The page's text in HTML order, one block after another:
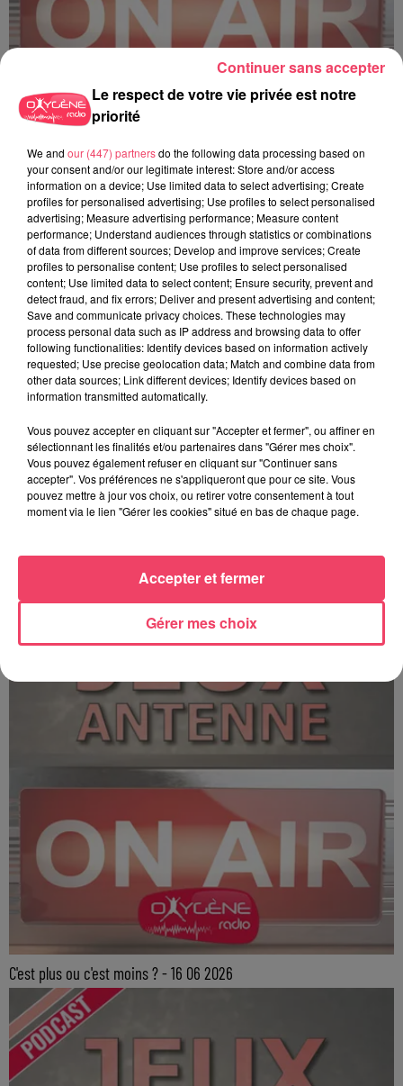
C'est plus ou c'est moins ? - 17 06 2026
C'est plus ou c'est moins ? - 16 06 2026
Le respect de votre vie privée est notre
priorité
We and our (447) partnersdo the following data processing based on
your consent and/or our legitimate interest: Store and/or access
information on a device; Use limited data to select advertising; Create
profiles for personalised advertising; Use profiles to select personalised
advertising; Measure advertising performance; Measure content
performance; Understand audiences through statistics or combinations
of data from different sources; Develop and improve services; Create
profiles to personalise content; Use profiles to select personalised
content; Use limited data to select content; Ensure security, prevent and
detect fraud, and fix errors; Deliver and present advertising and content;
Save and communicate privacy choices. These technologies may
process personal data such as IP address and browsing data to offer
following functionalities: Identify devices based on information actively
requested; Use precise geolocation data; Match and combine data from
other data sources; Link different devices; Identify devices based on
information transmitted automatically.
Vous pouvez accepter en cliquant sur "Accepter et fermer", ou affiner en
sélectionnant les finalités et/ou partenaires dans "Gérer mes choix".
Vous pouvez également refuser en cliquant sur "Continuer sans
accepter". Vos préférences ne s'appliqueront que pour ce site. Vous
pouvez mettre à jour vos choix, ou retirer votre consentement à tout
moment via le lien "Gérer les cookies" situé en bas de chaque page.
Gérer mes choix
Accepter et fermer
Continuer sans accepter